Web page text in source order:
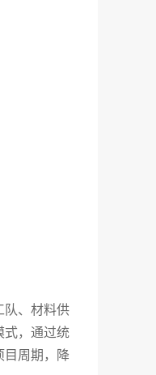
队、材料供
式，通过统
目周期，降